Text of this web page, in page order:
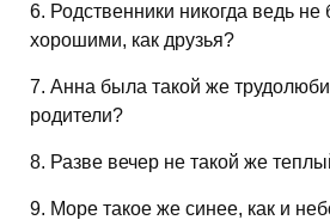
6. Родственники никогда ведь
хорошими, как друзья?
7. Анна была такой же
родители?
8. Разве вечер не такой же
9. Море такое же синее, как и